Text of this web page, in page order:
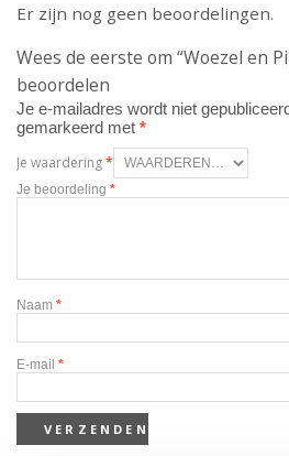
Er zijn nog geen beoordelingen.
Wees de eerste om “Woezel en
beoordelen
Je e-mailadres wordt niet
gemarkeerd met *
Je waardering*
Je beoordeling *
Naam *
E-mail *